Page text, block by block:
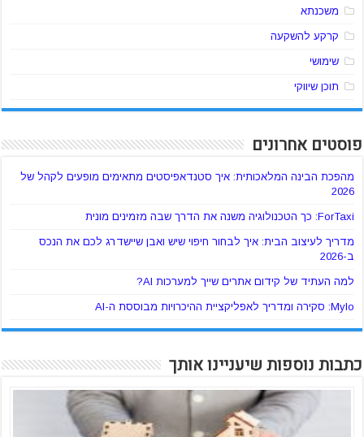
משכנתא
קרקע להשקעה
שימושי
תוכן שיווקי
פוסטים אחרונים
מהפכת הבינה המלאכותית: איך סטנדאפיסטים מתאימים מופעים לקהל של
2026
ForTaxi: כך הטכנולוגיה משנה את הדרך שבה מזמינים מונית
מדריך לעיצוב הבית: איך לבחור חיפוי שיש ואבן שיישדרג לכם את הנכס
ב-2026
למה העתיד של קידום אתרים שייך למערכות AI?
Mylo: סקירה ומדריך לאפליקציית ההיכרויות מבוססת ה-AI
כתבות נוספות שיעניינו אותך